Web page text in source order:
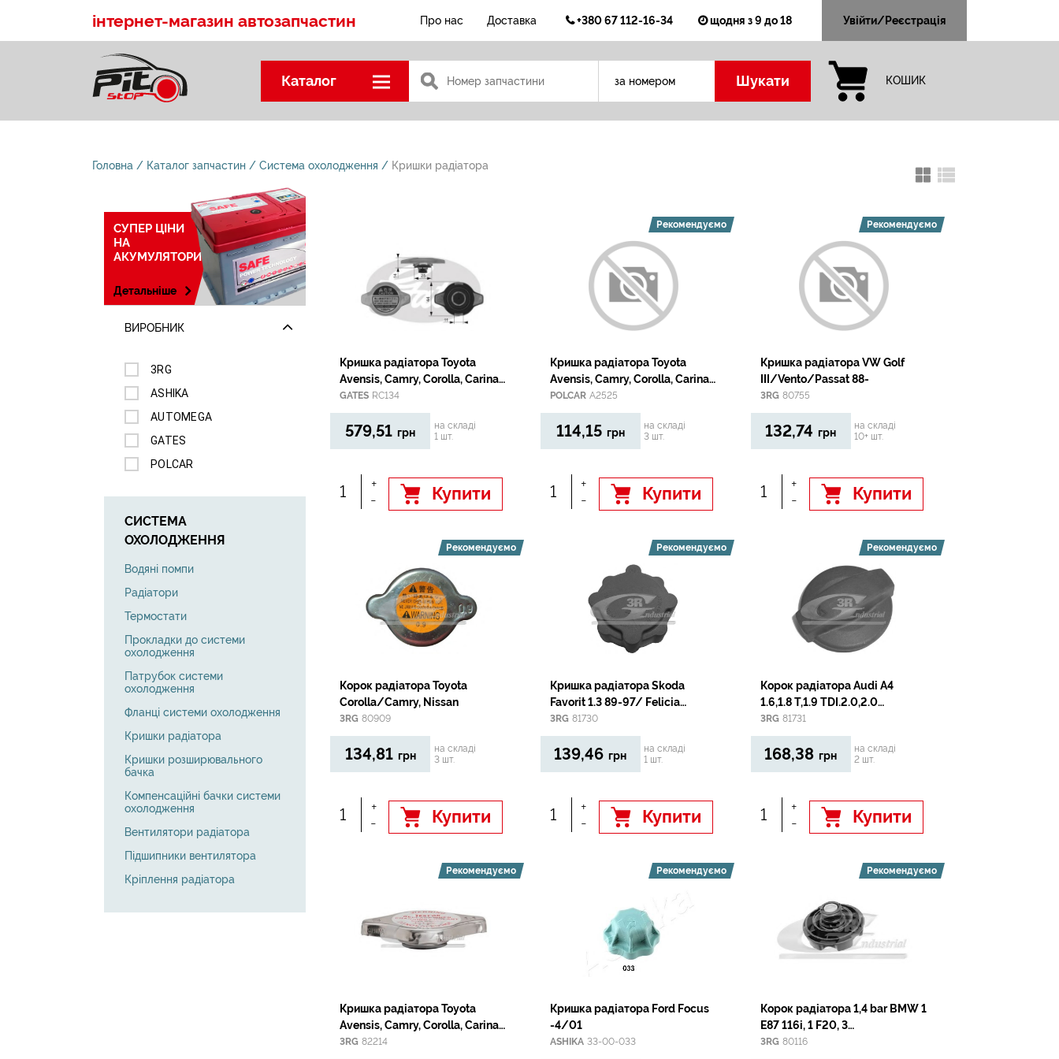
інтернет-магазин автозапчастин Про нас Доставка +380 67 112-16-34 щодня з 9 до 18 Увійти/Реєстрація
Каталог за номером Шукати КОШИК
Головна Каталог запчастин Система охолодження Кришки радіатора
СУПЕР ЦІНИ
НА
АКУМУЛЯТОРИ
Детальніше
ВИРОБНИК
3RG
ASHIKA
AUTOMEGA
GATES
POLCAR
СИСТЕМА
ОХОЛОДЖЕННЯ
Водяні помпи
Радіатори
Термостати
Прокладки до системи
охолодження
Патрубок системи
охолодження
Фланці системи охолодження
Кришки радіатора
Кришки розширювального
бачка
Компенсаційні бачки системи
охолодження
Вентилятори радіатора
Підшипники вентилятора
Кріплення радіатора
Кришка радіатора Toyota
Avensis, Camry, Corolla, Carina
/Mazda 323 /Mitsubishi Colt,
Galant, Lancer, Pajero
GATES RC134
579,51 грн
на складі
1 шт.
+
-
Купити
Рекомендуємо
Кришка радіатора Toyota
Avensis, Camry, Corolla, Carina
/Mazda 323 /Mitsubishi Colt,
Galant, Lancer, Pajero
POLCAR A2525
114,15 грн
на складі
3 шт.
+
-
Купити
Рекомендуємо
Кришка радiатора VW Golf
III/Vento/Passat 88-
3RG 80755
132,74 грн
на складі
10+ шт.
+
-
Купити
Рекомендуємо
Корок радiатора Toyota
Corolla/Camry, Nissan
3RG 80909
134,81 грн
на складі
3 шт.
+
-
Купити
Рекомендуємо
Кришка радіатора Skoda
Favorit 1.3 89-97/ Felicia
1.3/1.6/1.9D 94-02
3RG 81730
139,46 грн
на складі
1 шт.
+
-
Купити
Рекомендуємо
Корок радiатора Audi A4
1.6,1.8 T,1.9 TDI.2.0,2.0
FSI,2.4,2.5 TDI
3RG 81731
168,38 грн
на складі
2 шт.
+
-
Купити
Рекомендуємо
Кришка радіатора Toyota
Avensis, Camry, Corolla, Carina
/Mazda 323 /Mitsubishi Colt,
3RG 82214
Рекомендуємо
Кришка радіатора Ford Focus
-4/01
ASHIKA 33-00-033
Рекомендуємо
Корок радіатора 1,4 bar BMW 1
E87 116i, 1 F20, 3
E91,E92,E93,F30, 5
3RG 80116